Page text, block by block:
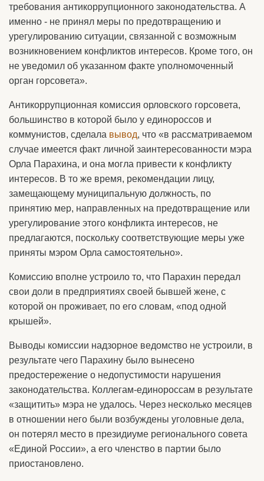
требования антикоррупционного законодательства. А
именно - не принял меры по предотвращению и
урегулированию ситуации, связанной с возможным
возникновением конфликтов интересов. Кроме того, он
не уведомил об указанном факте уполномоченный
орган горсовета».
Антикоррупционная комиссия орловского горсовета,
большинство в которой было у единороссов и
коммунистов, сделала вывод, что «в рассматриваемом
случае имеется факт личной заинтересованности мэра
Орла Парахина, и она могла привести к конфликту
интересов. В то же время, рекомендации лицу,
замещающему муниципальную должность, по
принятию мер, направленных на предотвращение или
урегулирование этого конфликта интересов, не
предлагаются, поскольку соответствующие меры уже
приняты мэром Орла самостоятельно».
Комиссию вполне устроило то, что Парахин передал
свои доли в предприятиях своей бывшей жене, с
которой он проживает, по его словам, «под одной
крышей».
Выводы комиссии надзорное ведомство не устроили, в
результате чего Парахину было вынесено
предостережение о недопустимости нарушения
законодательства. Коллегам-единороссам в результате
«защитить» мэра не удалось. Через несколько месяцев
в отношении него были возбуждены уголовные дела,
он потерял место в президиуме регионального совета
«Единой России», а его членство в партии было
приостановлено.